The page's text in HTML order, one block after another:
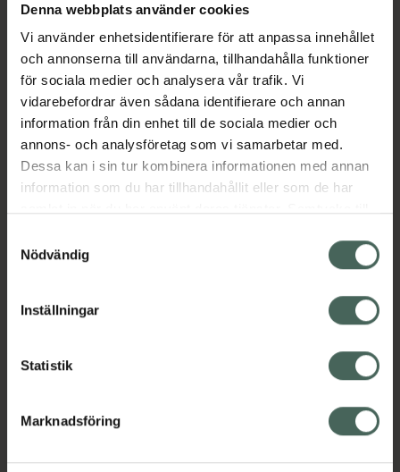
Denna webbplats använder cookies
Vi använder enhetsidentifierare för att anpassa innehållet
och annonserna till användarna, tillhandahålla funktioner
för sociala medier och analysera vår trafik. Vi
vidarebefordrar även sådana identifierare och annan
information från din enhet till de sociala medier och
annons- och analysföretag som vi samarbetar med.
Dessa kan i sin tur kombinera informationen med annan
information som du har tillhandahållit eller som de har
återkalla ditt samtycke via webbplatsens
cookieinställningar. Ett återkallat samtycke påverkar inte
lagligheten av behandling som skett innan återkallelsen.
Nödvändig
Inställningar
Statistik
Marknadsföring
Aktuella erbjudanden
Beskrivning
Läs alltid bipacksedeln innan
användning.
Kronans Apotek finns här för dig. Du hittar oss från Skåne i
syd till Lappland i norr, och online i mobilen och på
datorn. Oavsett vem du är så är det vårt uppdrag att
med oss.
Kundservice